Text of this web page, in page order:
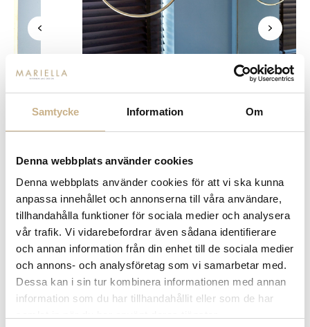
Samtycke Information Om
Denna webbplats använder cookies
Denna webbplats använder cookies för att vi ska kunna
anpassa innehållet och annonserna till våra användare,
tillhandahålla funktioner för sociala medier och analysera
vår trafik. Vi vidarebefordrar även sådana identifierare
och annan information från din enhet till de sociala medier
och annons- och analysföretag som vi samarbetar med.
Dessa kan i sin tur kombinera informationen med annan
information som du har tillhandahållit eller som de har